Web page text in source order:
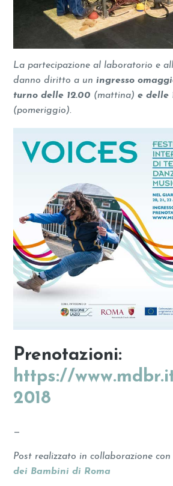
La partecipazione al laboratorio e
danno diritto a uningresso
turno delle 12.00 (mattina)e delle
(pomeriggio).
Prenotazioni:
https://
2018
—
Post realizzato in collaborazione con
dei Bambini di Roma